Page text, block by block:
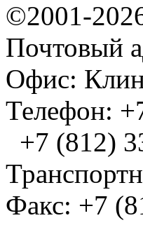
©2001-
Почтовый
Офис:
Телефон:
+7 (812)
Факс: +7